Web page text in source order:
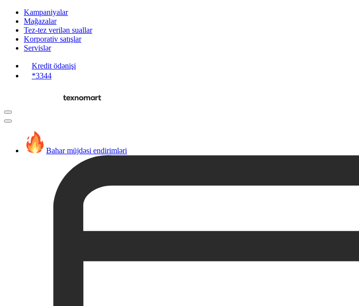
Kampaniyalar
Mağazalar
Tez-tez verilən suallar
Korporativ satışlar
Servislər
Kredit ödənişi
*3344
Bahar müjdəsi endirimləri